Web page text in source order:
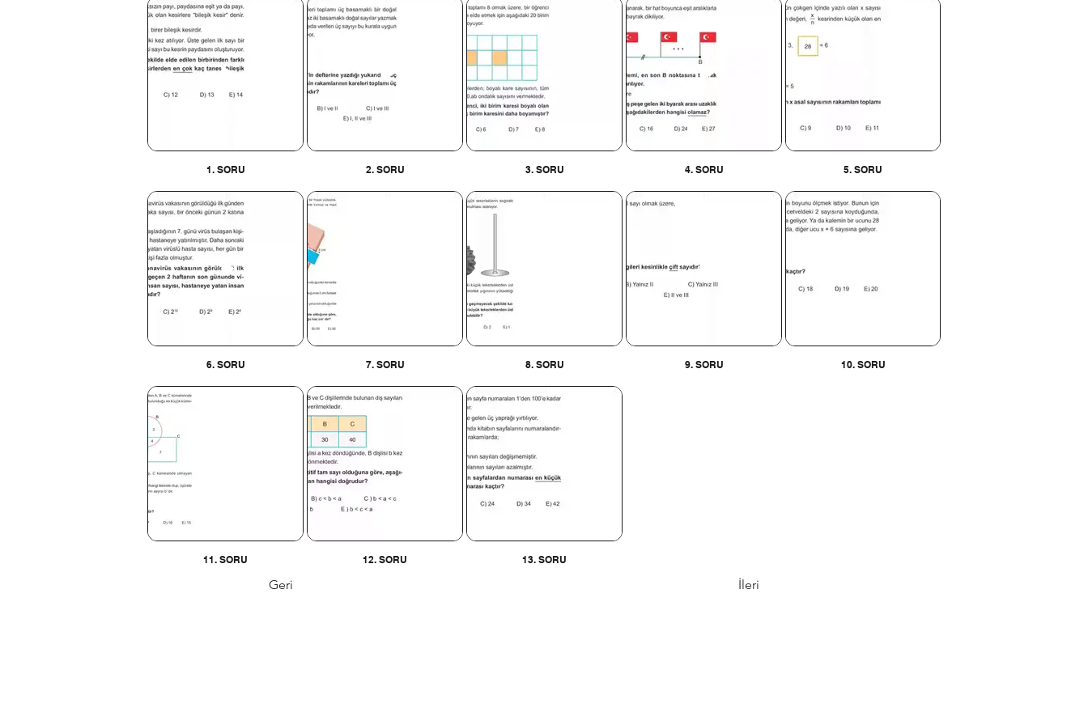
Geri İleri
1. SORU 2. SORU 3. SORU 4. SORU 5. SORU
6. SORU 7. SORU 8. SORU 9. SORU 10. SORU
11. SORU 12. SORU 13. SORU